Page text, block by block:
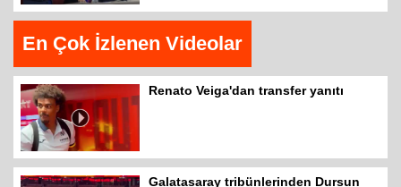
En Çok İzlenen Videolar
Renato Veiga'dan transfer yanıtı
Galatasaray tribünlerinden Dursun